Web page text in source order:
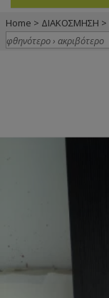
Home > ΔΙΑΚΟΣΜΗΣΗ >